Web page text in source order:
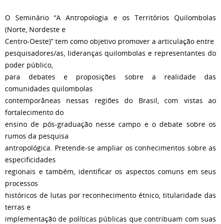
O Seminário “A Antropologia e os Territórios Quilombolas
(Norte, Nordeste e
Centro-Oeste)” tem como objetivo promover a articulação entre
pesquisadores/as, lideranças quilombolas e representantes do
poder público,
para debates e proposições sobre a realidade das
comunidades quilombolas
contemporâneas nessas regiões do Brasil, com vistas ao
fortalecimento do
ensino de pós-graduação nesse campo e o debate sobre os
rumos da pesquisa
antropológica. Pretende-se ampliar os conhecimentos sobre as
especificidades
regionais e também, identificar os aspectos comuns em seus
processos
históricos de lutas por reconhecimento étnico, titularidade das
terras e
implementação de políticas públicas que contribuam com suas